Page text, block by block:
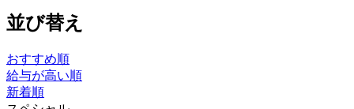
並び替え
おすすめ順
給与が高い順
新着順